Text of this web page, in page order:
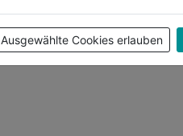
Ausgewählte Cookies erlauben